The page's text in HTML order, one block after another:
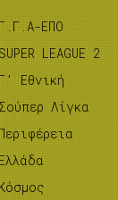
Γ.Γ.Α-ΕΠΟ
SUPER LEAGUE 2
Γ’ Εθνική
Σούπερ Λίγκα
Περιφέρεια
Ελλάδα
Κόσμος